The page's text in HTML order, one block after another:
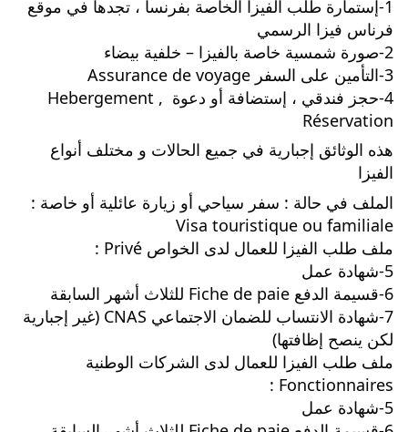
فرناس فيزا الرسمي
2-صورة شمسية خاصة بالفيزا – خلفية بيضاء
3-التأمين على السفر Assurance de voyage
4-حجز فندقي ، إستضافة أو دعوة Hebergement ,
Réservation
الفيزا
Visa touristique ou familiale
ملف طلب الفيزا للعمال لدى الخواص Privé :
5-شهادة عمل
6-قسيمة الدفع Fiche de paie للثلاث أشهر السابقة
لكن ينصح إظافتها)
Fonctionnaires :
5-شهادة عمل